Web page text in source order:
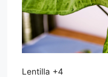
Lentilla +4